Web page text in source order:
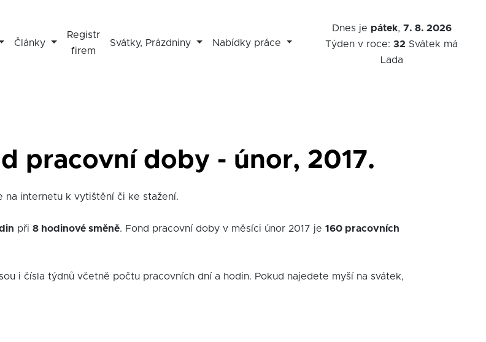
Články
Registr
firem
Svátky, Prázdniny Nabídky práce
Dnes je pátek, 7. 8. 2026
Týden v roce:32 Svátek má
Lada
pracovní doby - únor, 2017.
na internetu k vytištění či ke stažení.
při 8 hodinové směně. Fond pracovní doby v měsíci únor 2017 je 160 pracovních
i čísla týdnů včetně počtu pracovních dní a hodin. Pokud najedete myší na svátek,